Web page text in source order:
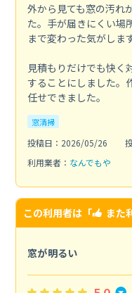
外から見ても窓の汚れ
た。手が届きにくい場
まで変わった気がします
見積もりだけでも快く
することにしました。
任せできました。
窓清掃
投稿日：2026/05/26
利用業者： なんでもや
この利用者は「 また
窓が明るい